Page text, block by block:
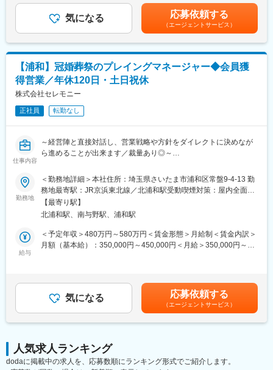
1964年の設立以来、埼玉県を中心に葬儀場や結婚式場を経営。
家族葬や市民葬・社葬など、多種多様なニーズに対応し、人生に
おける節目である婚礼や葬祭のトータルプロデュースを手掛けて
います。
13拠点を構える直営施設だけではなく、埼玉県下90以上の斎場や
寺院とのネットワークを構築。迅速な対応を可能にしています。
業界でいち早く葬儀料金の明瞭化への取り組みを推進。
葬儀料金に関するお客様の不安払拭を目指し、さいたま市内に相
談コーナーを常設しました。
変更の範囲：本文参照
【墓地販売】販売計画の立案、販売集計、広告チラシの作成等
【顧客対応】墓地購入者との商談、承継手続に関する相談対応
【総務業務】取引業者との打合せ・交渉、契約締結、施工管理、
【管理業務】社内システムの構築、「顧問弁護士・社労士・税理
士」との協議・調整、「理事会・評議員会」の提出書類作成・同
運営、行政(県・市)への申請届出、監査対応
【その他】クレーム対応、HP作成等
■入社後について
法事などの手続き、霊園を運営する上で必要な知識を覚えること
からスタートになります。
入社後に「墓地管理士」の資格を取得していただきます。
教育体制についてはOJTが多いです。
■組織構成
管理部門：事務局長(1名)、事務局長代理（1名）、社員(10名）
■仕事の魅力
す！
・自分が関わった業務（例：コンサート、フォトコンテスト）
霊園として埼玉県内トップの規模を有しており、借入金ゼロと経
営の安定性も抜群です。
昭和二十七年、東京からの交通の便に恵まれた新しい公園墓地と
る清浄地として評価していただいております。埼玉県指定天然記
念物である「青葉園の藤」や「万霊追悼の三重の塔」などがシン
ボルとなっており、多くの方に親しまれております。
能性があります。月給(月額)は固定手当を含めた表記です。
気になる 応募依頼する
（エージェントサービス）
【浦和】冠婚葬祭のプレイングマネージャー◆会員獲
得営業／年休120日・土日祝休
株式会社セレモニー
正社員 転勤なし
仕事内容
～経営陣と直接対話し、営業戦略や方針をダイレクトに決めなが
ら進めることが出来ます／裁量あり◎～
■業務内容：
互助会会員獲得のための営業のプレイングマネージャーとして就
業いただきます。具体的には、担当営業所が営業成果を出すため
のノウハウや施策を検討、各担当者への教育・実践指導等営業所
全体の管理（マネジメント）を行っていただきます。時として自
分自身も営業活動を行い、背中を見せる事も必要です。
・本社各部署と直接対話し、営業戦略や今後の展望、方針をダイ
レクトに決めながら進めることが出来ます。最前線で仕事ができ
るのでやりがいにつながるかと存じます。
■配属先組織：
勤務地
＜勤務地詳細＞本社住所：埼玉県さいたま市浦和区常盤9-4-13 勤
務地最寄駅：JR京浜東北線／北浦和駅受動喫煙対策：屋内全面禁
煙【最寄り駅】
北浦和駅、南与野駅、浦和駅
給与
＜予定年収＞480万円～580万円＜賃金形態＞月給制＜賃金内訳＞
月額（基本給）：350,000円～450,000円＜月給＞350,000円～
も目安の金額であり、選考を通じて上下する可能性があります。
月給(月額)は固定手当を含めた表記です。
気になる 応募依頼する
（エージェントサービス）
人気求人ランキング
dodaに掲載中の求人を、応募数順にランキング形式でご紹介します。